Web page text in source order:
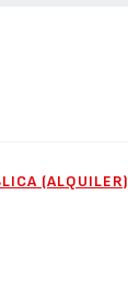
(ALQUILER)